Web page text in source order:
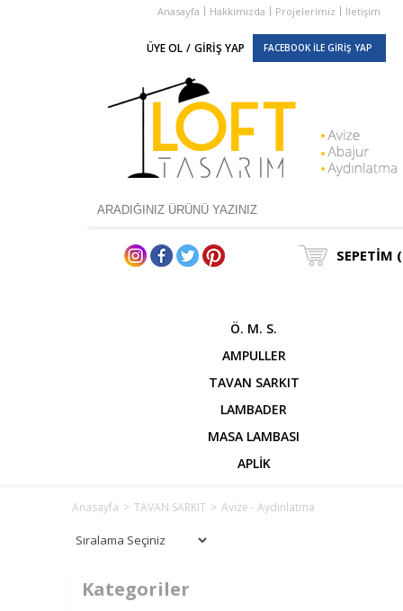
Anasayfa Hakkımızda Projelerimiz İletişim
ÜYE OL / GİRİŞ YAP FACEBOOK İLE GİRİŞ YAP
SEPETİM (
Ö. M. S.
AMPULLER
TAVAN SARKIT
LAMBADER
MASA LAMBASI
APLİK
Anasayfa > TAVAN SARKIT > Avize - Aydınlatma
Kategoriler